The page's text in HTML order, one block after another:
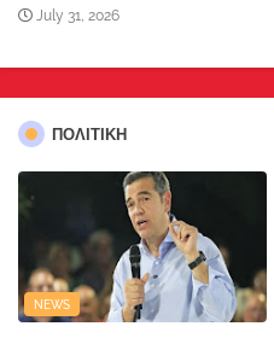
July 31, 2026
ΠΟΛΙΤΙΚΗ
NEWS